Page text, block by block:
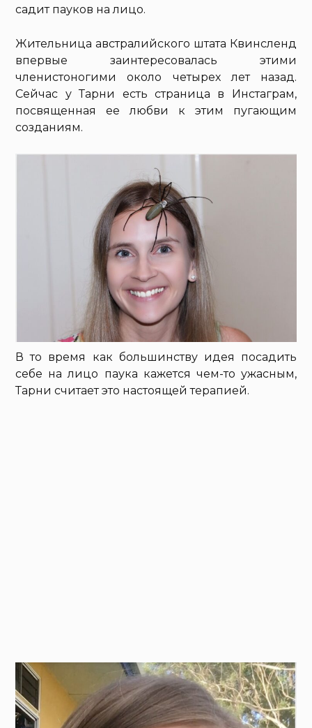
садит пауков на лицо.
Жительница австралийского штата Квинсленд
впервые заинтересовалась этими
членистоногими около четырех лет назад.
Сейчас у Тарни есть страница в Инстаграм,
посвященная ее любви к этим пугающим
созданиям.
В то время как большинству идея посадить
себе на лицо паука кажется чем-то ужасным,
Тарни считает это настоящей терапией.